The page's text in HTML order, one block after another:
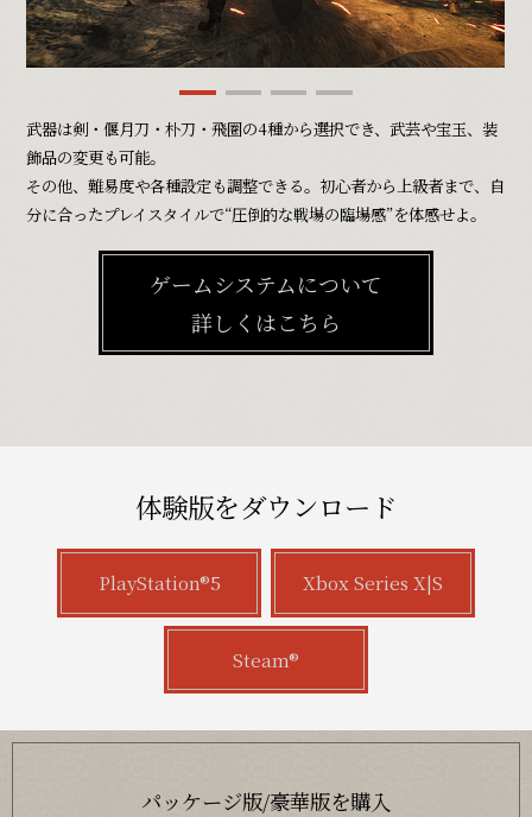
武器は剣・偃月刀・朴刀・飛圏の4種から選択でき、武芸や宝玉、装
飾品の変更も可能。
その他、難易度や各種設定も調整できる。初心者から上級者まで、自
分に合ったプレイスタイルで“圧倒的な戦場の臨場感”を体感せよ。
ゲームシステムについて
詳しくはこちら
体験版をダウンロード
PlayStation®5 Xbox Series X|S
Steam®
パッケージ版/豪華版を購入